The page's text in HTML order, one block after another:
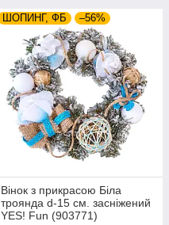
ШОПИНГ, ФБ –56%
Вінок з прикрасою Біла
троянда d-15 см. засніжений
YES! Fun (903771)